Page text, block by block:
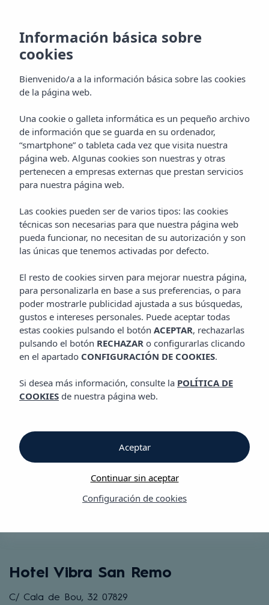
Galería
Hotel Vibra San Remo
Home Ibiza
Bahía De San Antonio
Hotel Vibra San Remo
GALERÍA
Galería
Galería
Hotel Vibra San Remo
Galería
Ubicación
Hotel Vibra San Remo
C/ Cala de Bou, 32 07829
Información básica sobre
cookies
Bienvenido/a a la información básica sobre las cookies
de la página web.
Una cookie o galleta informática es un pequeño archivo
de información que se guarda en su ordenador,
“smartphone” o tableta cada vez que visita nuestra
página web. Algunas cookies son nuestras y otras
pertenecen a empresas externas que prestan servicios
para nuestra página web.
Las cookies pueden ser de varios tipos: las cookies
técnicas son necesarias para que nuestra página web
pueda funcionar, no necesitan de su autorización y son
las únicas que tenemos activadas por defecto.
El resto de cookies sirven para mejorar nuestra página,
para personalizarla en base a sus preferencias, o para
poder mostrarle publicidad ajustada a sus búsquedas,
gustos e intereses personales. Puede aceptar todas
estas cookies pulsando el botón ACEPTAR, rechazarlas
pulsando el botón RECHAZAR o configurarlas clicando
en el apartado CONFIGURACIÓN DE COOKIES.
Si desea más información, consulte la POLÍTICA DE
COOKIES de nuestra página web.
Configuración de cookies
Continuar sin aceptar
Aceptar